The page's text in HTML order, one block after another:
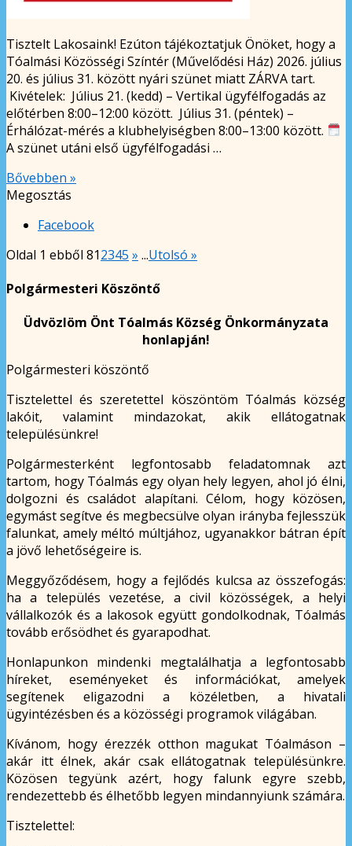
Tisztelt Lakosaink! Ezúton tájékoztatjuk Önöket, hogy a
Tóalmási Közösségi Színtér (Művelődési Ház) 2026. július
20. és július 31. között nyári szünet miatt ZÁRVA tart.
Kivételek: Július 21. (kedd) – Vertikal ügyfélfogadás az
előtérben 8:00–12:00 között. Július 31. (péntek) –
Érhálózat-mérés a klubhelyiségben 8:00–13:00 között.
A szünet utáni első ügyfélfogadási …
Bővebben »
Megosztás
Facebook
Oldal 1 ebből 812345 » ...Utolsó »
Polgármesteri Köszöntő
Üdvözlöm Önt Tóalmás Község Önkormányzata
honlapján!
Polgármesteri köszöntő
Tisztelettel és szeretettel köszöntöm Tóalmás község
lakóit, valamint mindazokat, akik ellátogatnak
településünkre!
Polgármesterként legfontosabb feladatomnak azt
tartom, hogy Tóalmás egy olyan hely legyen, ahol jó élni,
dolgozni és családot alapítani. Célom, hogy közösen,
egymást segítve és megbecsülve olyan irányba fejlesszük
falunkat, amely méltó múltjához, ugyanakkor bátran épít
a jövő lehetőségeire is.
Meggyőződésem, hogy a fejlődés kulcsa az összefogás:
ha a település vezetése, a civil közösségek, a helyi
vállalkozók és a lakosok együtt gondolkodnak, Tóalmás
tovább erősödhet és gyarapodhat.
Honlapunkon mindenki megtalálhatja a legfontosabb
híreket, eseményeket és információkat, amelyek
segítenek eligazodni a közéletben, a hivatali
ügyintézésben és a közösségi programok világában.
Kívánom, hogy érezzék otthon magukat Tóalmáson –
akár itt élnek, akár csak ellátogatnak településünkre.
Közösen tegyünk azért, hogy falunk egyre szebb,
rendezettebb és élhetőbb legyen mindannyiunk számára.
Tisztelettel: